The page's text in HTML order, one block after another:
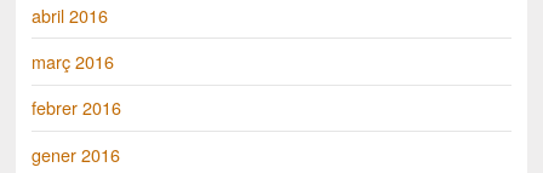
abril 2016
març 2016
febrer 2016
gener 2016